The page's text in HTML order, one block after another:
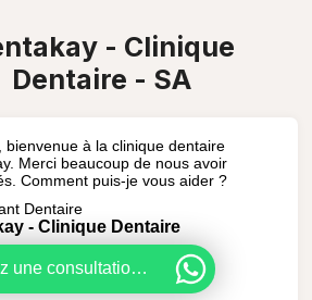
- Clinique
Dentaire - SA
bienvenue à la clinique dentaire
Merci beaucoup de nous avoir
Comment puis-je vous aider ?
Dentaire
- Clinique Dentaire
Obtenez une consultation GRATUITE